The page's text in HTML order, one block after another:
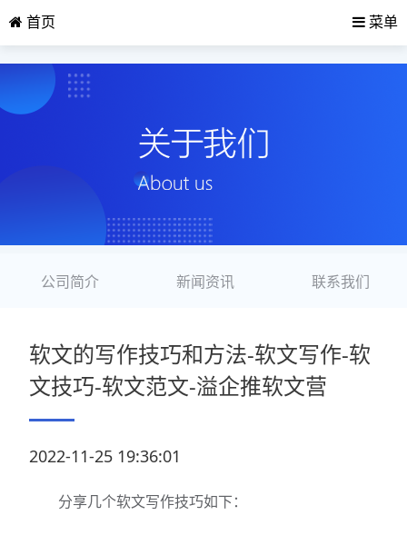
首页 菜单
公司简介 新闻资讯 联系我们
软文的写作技巧和方法-软文写作-软
文技巧-软文范文-溢企推软文营
2022-11-25 19:36:01
分享几个软文写作技巧如下：